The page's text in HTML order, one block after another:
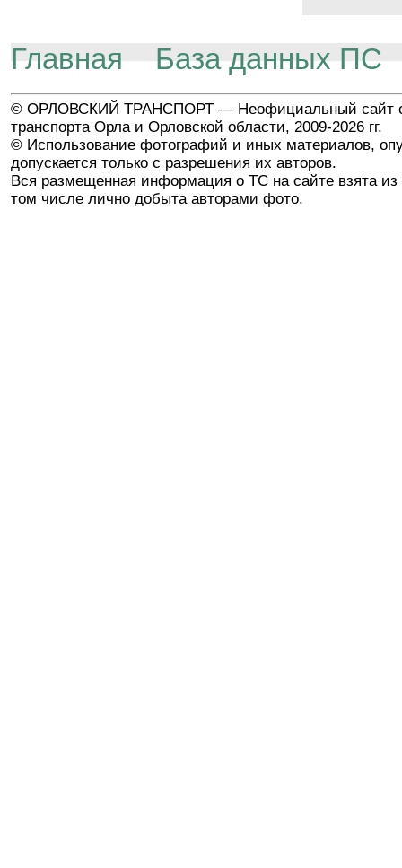
Главная База данных ПС
© ОРЛОВСКИЙ ТРАНСПОРТ — Неофициальный сайт
транспорта Орла и Орловской области, 2009-2026 гг.
© Использование фотографий и иных материалов,
допускается только с разрешения их авторов.
Вся размещенная информация о ТС на сайте взята из
том числе лично добыта авторами фото.